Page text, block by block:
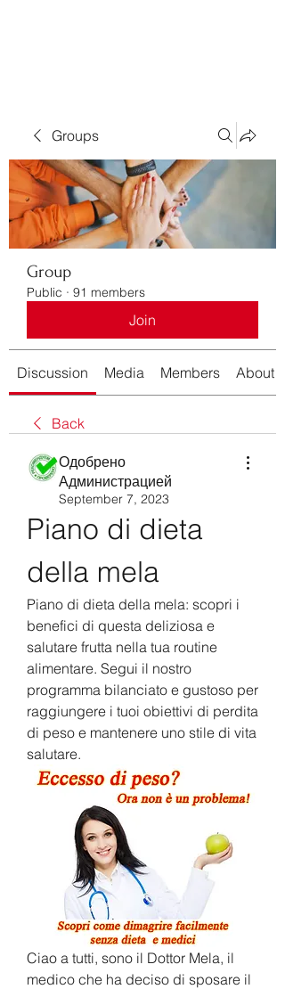
Groups
Group
Public · 91 members
Join
Discussion Media Members About
Back
Одобрено
Администрацией
September 7, 2023
Piano di dieta
della mela
Piano di dieta della mela: scopri i
benefici di questa deliziosa e
salutare frutta nella tua routine
alimentare. Segui il nostro
programma bilanciato e gustoso per
raggiungere i tuoi obiettivi di perdita
di peso e mantenere uno stile di vita
salutare.
Ciao a tutti, sono il Dottor Mela, il
medico che ha deciso di sposare il